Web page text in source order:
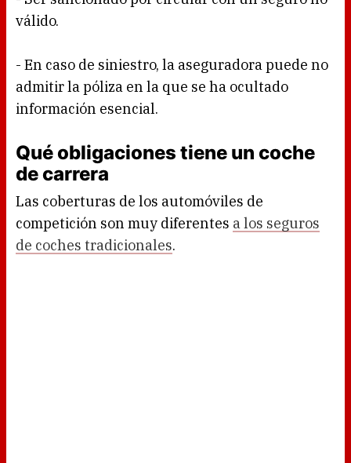
válido.
- En caso de siniestro, la aseguradora puede no
admitir la póliza en la que se ha ocultado
información esencial.
Qué obligaciones tiene un coche
de carrera
Las coberturas de los automóviles de
competición son muy diferentes a los seguros
de coches tradicionales.